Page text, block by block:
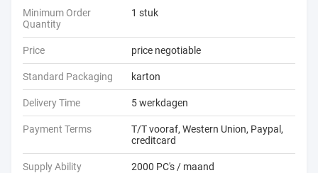
Minimum Order
Quantity
1 stuk
Price price negotiable
Standard Packaging karton
Delivery Time 5 werkdagen
Payment Terms
T/T vooraf, Western Union, Paypal,
creditcard
Supply Ability 2000 PC's / maand